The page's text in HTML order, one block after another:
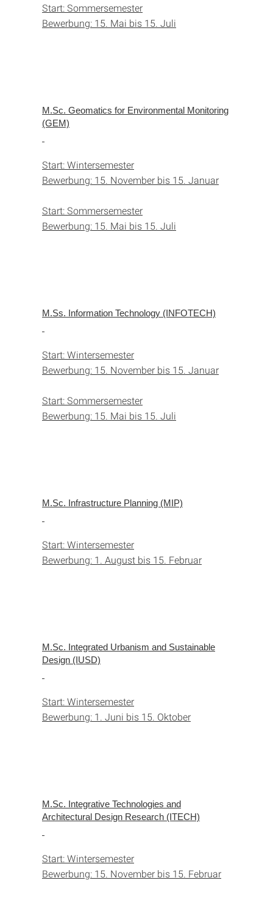
Start: Sommersemester
Bewerbung: 15. Mai bis 15. Juli
M.Sc. Geomatics for Environmental Monitoring
(GEM)
Start: Wintersemester
Bewerbung: 15. November bis 15. Januar
Start: Sommersemester
Bewerbung: 15. Mai bis 15. Juli
M.Ss. Information Technology (INFOTECH)
Start: Wintersemester
Bewerbung: 15. November bis 15. Januar
Start: Sommersemester
Bewerbung: 15. Mai bis 15. Juli
M.Sc. Infrastructure Planning (MIP)
Start: Wintersemester
Bewerbung: 1. August bis 15. Februar
M.Sc. Integrated Urbanism and Sustainable
Design (IUSD)
Start: Wintersemester
Bewerbung: 1. Juni bis 15. Oktober
M.Sc. Integrative Technologies and
Architectural Design Research (ITECH)
Start: Wintersemester
Bewerbung: 15. November bis 15. Februar